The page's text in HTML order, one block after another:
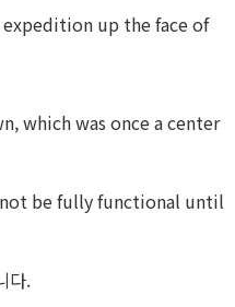
up the face of
which was once a center
be fully functional until
다.